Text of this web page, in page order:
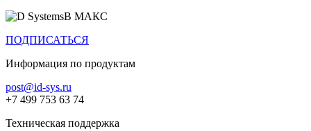
В МАКС
ПОДПИСАТЬСЯ
Информация по продуктам
post@id-sys.ru
+7 499 753 63 74
Техническая поддержка